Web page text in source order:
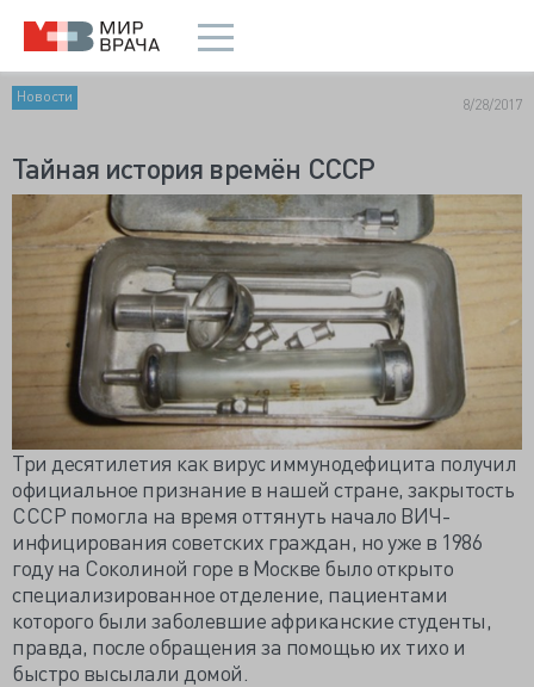
Новости 8/28/2017
Тайная история времён СССР
Три десятилетия как вирус иммунодефицита получил
официальное признание в нашей стране, закрытость
СССР помогла на время оттянуть начало ВИЧ-
инфицирования советских граждан, но уже в 1986
году на Соколиной горе в Москве было открыто
специализированное отделение, пациентами
которого были заболевшие африканские студенты,
правда, после обращения за помощью их тихо и
быстро высылали домой.